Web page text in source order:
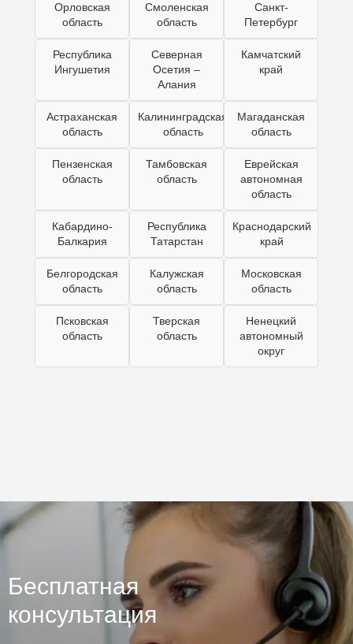
Орловская
область
Смоленская
область
Санкт-
Петербург
Республика
Ингушетия
Северная
Осетия –
Алания
Камчатский
край
Астраханская
область
Калининградская
область
Магаданская
область
Пензенская
область
Тамбовская
область
Еврейская
автономная
область
Кабардино-
Балкария
Республика
Татарстан
Краснодарский
край
Белгородская
область
Калужская
область
Московская
область
Псковская
область
Тверская
область
Ненецкий
автономный
округ
Бесплатная
консультация